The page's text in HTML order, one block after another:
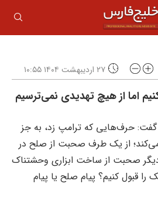
۲۷ اردیبهشت ۱۴۰۴ ۱۰:۵۵
اما از هیچ تهدیدی نمی‌ترسیم
حرف‌هایی که ترامپ زد، به جز
از یک طرف صحبت از صلح در
صحبت از ساخت ابزاری وحشتناک
را قبول کنیم؟ پیام صلح یا پیام